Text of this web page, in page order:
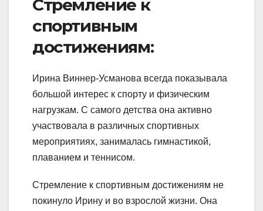
Стремление к
спортивным
достижениям:
Ирина Виннер-Усманова всегда показывала
большой интерес к спорту и физическим
нагрузкам. С самого детства она активно
участвовала в различных спортивных
мероприятиях, занималась гимнастикой,
плаванием и теннисом.
Стремление к спортивным достижениям не
покинуло Ирину и во взрослой жизни. Она